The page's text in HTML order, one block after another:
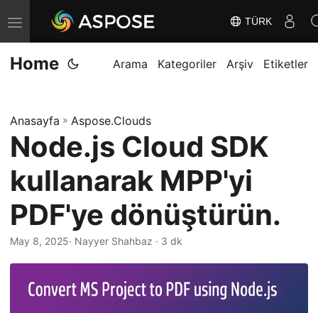
G
e
z
m
e
i
D
e
ğ
i
TÜRK
Home Arama Kategoriler Arşiv Etiketler
Anasayfa » Aspose.Clouds
Node.js Cloud SDK
kullanarak MPP'yi
PDF'ye dönüştürün.
May 8, 2025· Nayyer Shahbaz · 3 dk